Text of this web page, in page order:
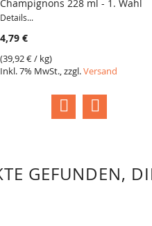
VERGLEICH
Champignons 228 ml - 1. Wahl
Details...
4,79 €
(39,92 €/ kg)
Inkl. 7% MwSt., zzgl.Versand
GEFUNDEN,